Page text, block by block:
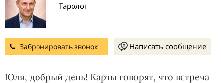
Таролог
Забронировать звонок Написать сообщение
Юля, добрый день! Карты говорят, что встреча